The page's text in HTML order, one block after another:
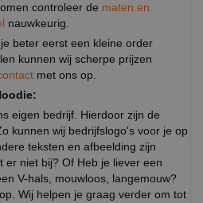
controleer de maten en
nauwkeurig.
beter eerst een kleine order
kunnen wij scherpe prijzen
met ons op.
eigen bedrijf. Hierdoor zijn de
kunnen wij bedrijfslogo's voor je op
teksten en afbeelding zijn
er niet bij? Of Heb je liever een
V-hals, mouwloos, langemouw?
Wij helpen je graag verder om tot